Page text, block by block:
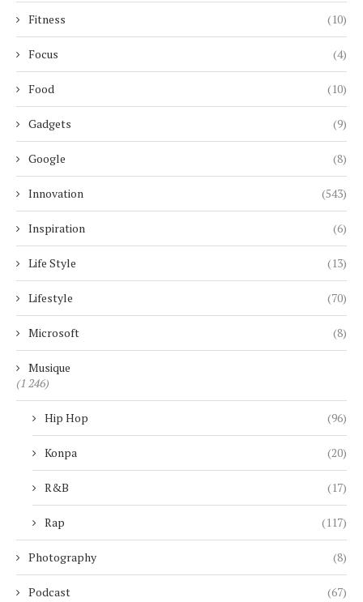
Fitness (10)
Focus (4)
Food (10)
Gadgets (9)
Google (8)
Innovation (543)
Inspiration (6)
Life Style (13)
Lifestyle (70)
Microsoft (8)
Musique
(1 246)
Hip Hop (96)
Konpa (20)
R&B (17)
Rap (117)
Photography (8)
Podcast (67)